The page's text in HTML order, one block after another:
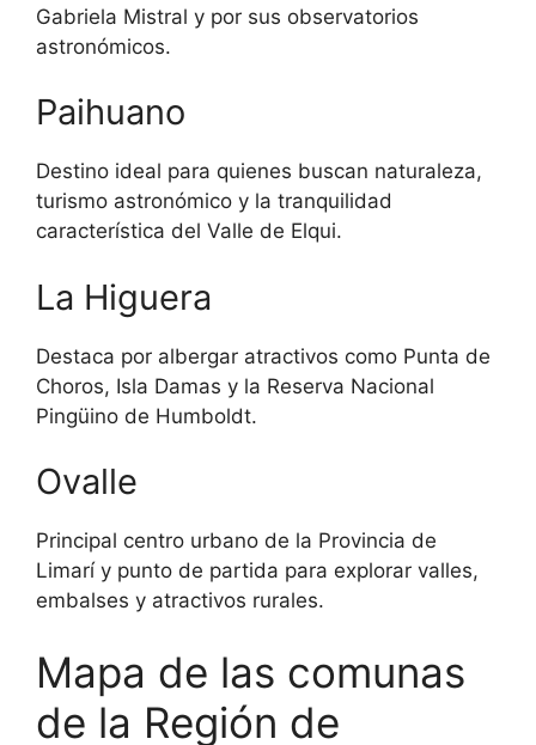
Gabriela Mistral y por sus observatorios
astronómicos.
Paihuano
Destino ideal para quienes buscan naturaleza,
turismo astronómico y la tranquilidad
característica del Valle de Elqui.
La Higuera
Destaca por albergar atractivos como Punta de
Choros, Isla Damas y la Reserva Nacional
Pingüino de Humboldt.
Ovalle
Principal centro urbano de la Provincia de
Limarí y punto de partida para explorar valles,
embalses y atractivos rurales.
Mapa de las comunas
de la Región de